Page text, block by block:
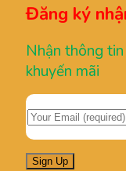
Đăng ký
Nhận thông
khuyến mãi